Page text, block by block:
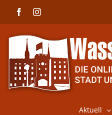
FacebookInstagram
Aktuell